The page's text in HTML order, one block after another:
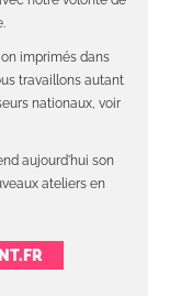
imprimés dans
travaillons autant
nationaux, voir
aujourd'hui son
ateliers en